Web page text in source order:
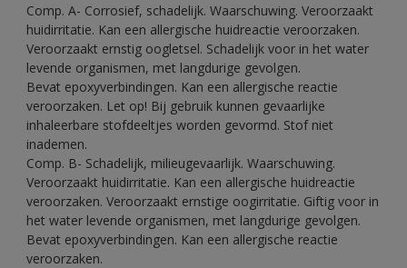
Comp. A- Corrosief, schadelijk. Waarschuwing. Veroorzaakt
huidirritatie. Kan een allergische huidreactie veroorzaken.
Veroorzaakt ernstig oogletsel. Schadelijk voor in het water
levende organismen, met langdurige gevolgen.
Bevat epoxyverbindingen. Kan een allergische reactie
veroorzaken. Let op! Bij gebruik kunnen gevaarlijke
inhaleerbare stofdeeltjes worden gevormd. Stof niet
inademen.
Comp. B- Schadelijk, milieugevaarlijk. Waarschuwing.
Veroorzaakt huidirritatie. Kan een allergische huidreactie
veroorzaken. Veroorzaakt ernstige oogirritatie. Giftig voor in
het water levende organismen, met langdurige gevolgen.
Bevat epoxyverbindingen. Kan een allergische reactie
veroorzaken.